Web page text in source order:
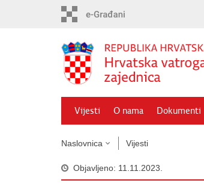
Vijesti O nama Dokumenti
Naslovnica Vijesti
Objavljeno: 11.11.2023.